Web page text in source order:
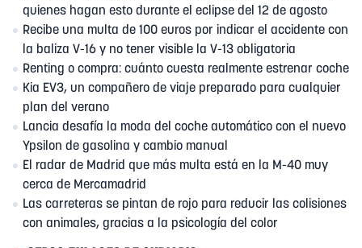
quienes hagan esto durante el eclipse del 12 de agosto
Recibe una multa de 100 euros por indicar el accidente con
la baliza V-16 y no tener visible la V-13 obligatoria
Renting o compra: cuánto cuesta realmente estrenar coche
Kia EV3, un compañero de viaje preparado para cualquier
plan del verano
Lancia desafía la moda del coche automático con el nuevo
Ypsilon de gasolina y cambio manual
El radar de Madrid que más multa está en la M-40 muy
cerca de Mercamadrid
Las carreteras se pintan de rojo para reducir las colisiones
con animales, gracias a la psicología del color